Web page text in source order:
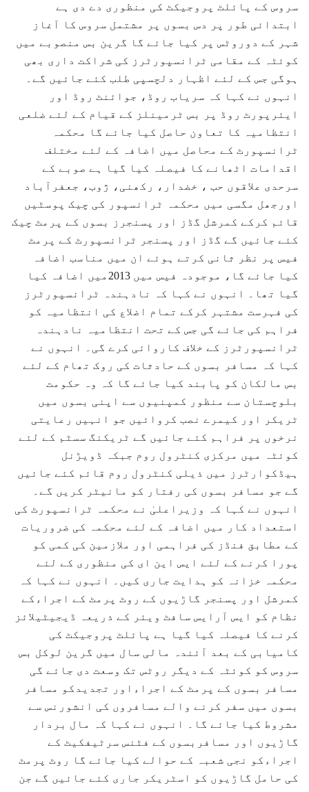
سروس کے پائلٹ پروجیکٹ کی منظوری دے دی ہے
ابتدائی طور پر دس بسوں پر مشتمل سروس کا آغاز
شہر کے دوروٹس پر کیا جائے گا گرین بس منصوبے میں
کوئٹہ کے مقامی ٹرانسپورٹرز کی شراکت داری بھی
ہوگی جس کے لئے اظہار دلچسپی طلب کئے جائیں گے۔
انہوں نے کہا کہ سریاب روڈ، جوائنٹ روڈ اور
ایئرپورٹ روڈ پر بس ٹرمینلز کے قیام کے لئے ضلعی
انتظامیہ کا تعاون حاصل کیا جائے گا محکمہ
ٹرانسپورٹ کے محاصل میں اضافہ کے لئے مختلف
اقدامات اٹھانے کا فیصلہ کیا گیا ہے صوبے کے
سرحدی علاقوں حب ، خضدار، رکھنی، ژوب، جعفرآباد
اورجھل مگسی میں محکمہ ٹرانسپور کی چیک پوسٹیں
قائم کرکے کمرشل گڈز اور پسنجرز بسوں کے پرمٹ چیک
کئے جائیں گے گڈز اور پسنجر ٹرانسپورٹ کے پرمٹ
فیس پر نظر ثانی کرتے ہوئے ان میں مناسب اضافہ
کیا جائے گا، موجودہ فیس میں 2013میں اضافہ کیا
گیا تھا۔ انہوں نے کہا کہ نادہندہ ٹرانسپورٹرز
کی فہرست مشتہر کرکے تمام اضلاع کی انتظامیہ کو
فراہم کی جائے گی جس کے تحت انتظامیہ نادہندہ
ٹرانسپورٹرز کے خلاف کاروائی کرے گی۔ انہوں نے
کہا کہ مسافر بسوں کے حادثات کی روک تھام کے لئے
بس مالکان کو پابند کیا جائے گا کہ وہ حکومت
بلوچستان سے منظور کمپنیوں سے اپنی بسوں میں
ٹریکر اور کیمرے نصب کروائیں جو انہیں رعایتی
نرخوں پر فراہم کئے جائیں گے ٹریکنگ سسٹم کے لئے
کوئٹہ میں مرکزی کنٹرول روم جبکہ ڈویڑنل
ہیڈکوارٹرز میں ذیلی کنٹرول روم قائم کئے جائیں
گے جو مسافر بسوں کی رفتار کو مانیٹر کریں گے۔
انہوں نے کہا کہ وزیراعلیٰ نے محکمہ ٹرانسپورٹ کی
استعداد کار میں اضافہ کے لئے محکمہ کی ضروریات
کے مطابق فنڈز کی فراہمی اور ملازمین کی کمی کو
پورا کرنے کے لئے ایس این ای کی منظوری کے لئے
محکمہ خزانہ کو ہدایت جاری کیں۔ انہوں نے کہا کہ
کمرشل اور پسنجر گاڑیوں کے روٹ پرمٹ کے اجراءکے
نظام کو ایس آرایس سافٹ ویئر کے ذریعہ ڈیجیٹیلائز
کرنے کا فیصلہ کیا گیا ہے پائلٹ پروجیکٹ کی
کامیابی کے بعد آئندہ مالی سال میں گرین لوکل بس
سروس کو کوئٹہ کے دیگر روٹس تک وسعت دی جائے گی
مسافر بسوں کے پرمٹ کے اجراءاور تجدیدکو مسافر
بسوں میں سفر کرنے والے مسافروں کی انشورنس سے
مشروط کیا جائے گا۔ انہوں نے کہا کہ مال بردار
گاڑیوں اور مسافربسوں کے فٹنس سرٹیفکیٹ کے
اجراءکو نجی شعبہ کے حوالے کیا جائے گا روٹ پرمٹ
کی حامل گاڑیوں کو اسٹریکر جاری کئے جائیں گے جن